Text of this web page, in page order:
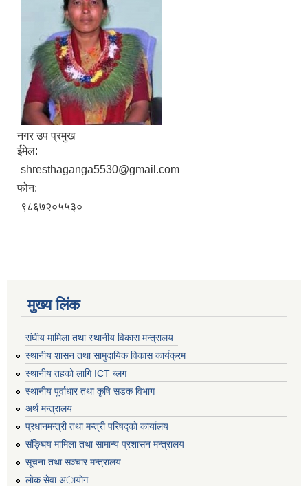
नगर उप प्रमुख
ईमेल:
shresthaganga5530@gmail.com
फोन:
९८६७२०५५३०
मुख्य लिंक
संघीय मामिला तथा स्थानीय विकास मन्त्रालय
स्थानीय शासन तथा सामुदायिक विकास कार्यक्रम
स्थानीय तहको लागि ICT ब्लग
स्थानीय पूर्वाधार तथा कृषि सडक विभाग
अर्थ मन्त्रालय
प्रधानमन्त्री तथा मन्त्री परिषद्काे कार्यालय
संङ्घिय मामिला तथा सामान्य प्रशासन मन्त्रालय
सूचना तथा सञ्चार मन्त्रालय
लाेक सेवा अायाेग